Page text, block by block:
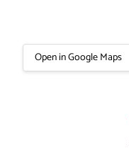
Open in Google Maps